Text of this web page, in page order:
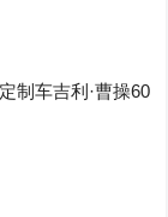
制车吉利·曹操60